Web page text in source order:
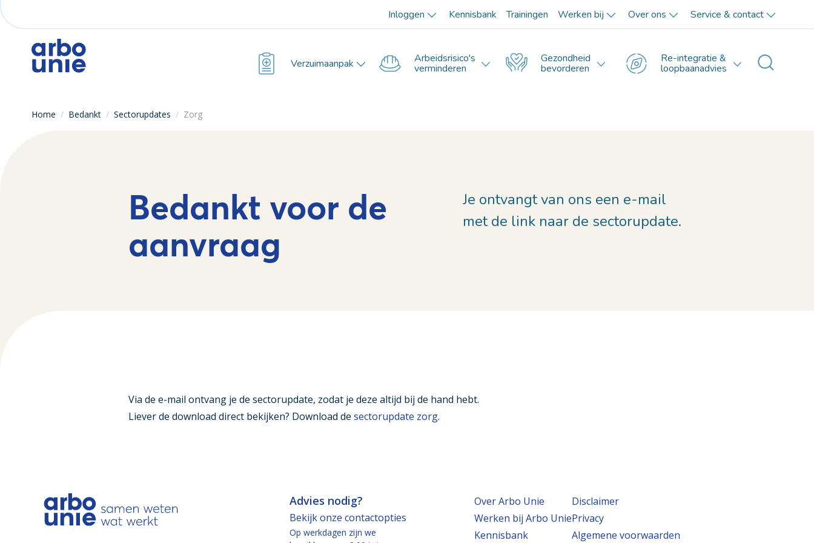
Inloggen Kennisbank Trainingen Werken bij Over ons Service & contact
Verzuimaanpak Arbeidsrisico's
verminderen
Gezondheid
bevorderen
Re-integratie &
loopbaanadvies
Home / Bedankt / Sectorupdates / Zorg
Bedankt voor de
aanvraag
Je ontvangt van ons een e-mail
met de link naar de sectorupdate.
Via de e-mail ontvang je de sectorupdate, zodat je deze altijd bij de hand hebt.
Liever de download direct bekijken? Download de sectorupdate zorg.
Advies nodig?
Bekijk onze contactopties
Op werkdagen zijn we
Over Arbo Unie
Werken bij Arbo Unie
Kennisbank
Disclaimer
Privacy
Algemene voorwaarden